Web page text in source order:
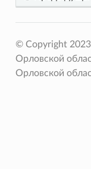
© Copyright
Орловской
Орловской